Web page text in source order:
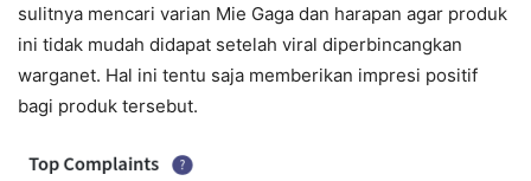
sulitnya mencari varian Mie Gaga dan harapan agar produk
ini tidak mudah didapat setelah viral diperbincangkan
warganet. Hal ini tentu saja memberikan impresi positif
bagi produk tersebut.